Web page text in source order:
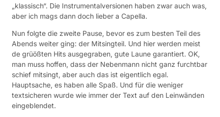
„klassisch“. Die Instrumentalversionen haben zwar auch was,
aber ich mags dann doch lieber a Capella.
Nun folgte die zweite Pause, bevor es zum besten Teil des
Abends weiter ging: der Mitsingteil. Und hier werden meist
de grüößten Hits ausgegraben, gute Laune garantiert. OK,
man muss hoffen, dass der Nebenmann nicht ganz furchtbar
schief mitsingt, aber auch das ist eigentlich egal.
Hauptsache, es haben alle Spaß. Und für die weniger
textsicheren wurde wie immer der Text auf den Leinwänden
eingeblendet.